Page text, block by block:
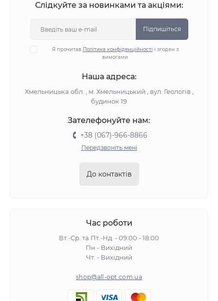
Слідкуйте за новинками та акціями:
Підпишіться
Я прочитав Політика конфіденційності і згоден з
вимогами
Наша адреса:
Хмельницька обл. , м. Хмельницький , вул. Геологів ,
будинок 19
Зателефонуйте нам:
+38 (067)-966-8866
Передзвоніть мені
До контактів
Час роботи
Вт.-Ср. та Пт.-Нд. - 09:00 - 18:00
Пн - Вихідний
Чт. - Вихідний
shop@all-opt.com.ua